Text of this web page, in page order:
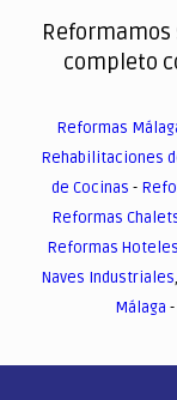
Reformamos
completo
Reformas
Rehabilitaciones
de Cocinas -
Reformas
Reformas Hoteles
Naves Industriales,
Málaga -